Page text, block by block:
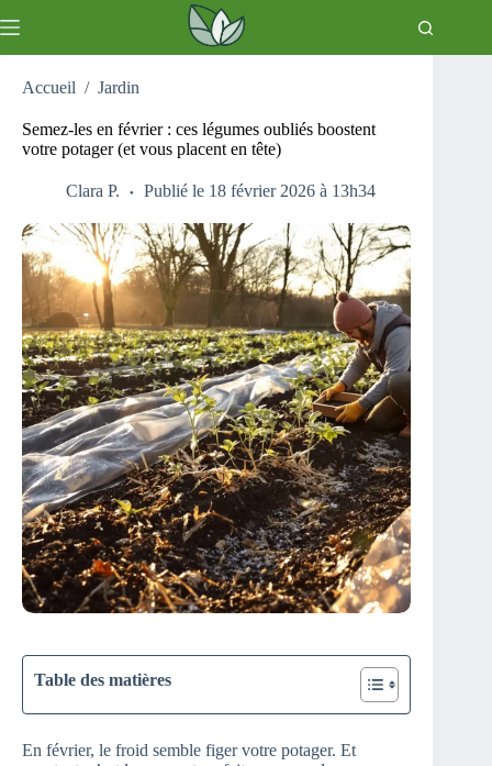
au
Accueil / Jardin
Semez-les en février : ces légumes oubliés boostent
votre potager (et vous placent en tête)
Clara P. Publié le 18 février 2026 à 13h34
Table des matières
En février, le froid semble figer votre potager. Et